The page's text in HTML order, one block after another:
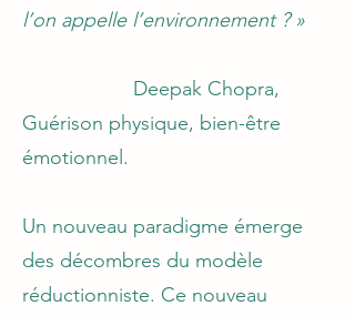
l’on appelle l’environnement ? »
Deepak Chopra,
Guérison physique, bien-être
émotionnel.
Un nouveau paradigme émerge
des décombres du modèle
réductionniste. Ce nouveau